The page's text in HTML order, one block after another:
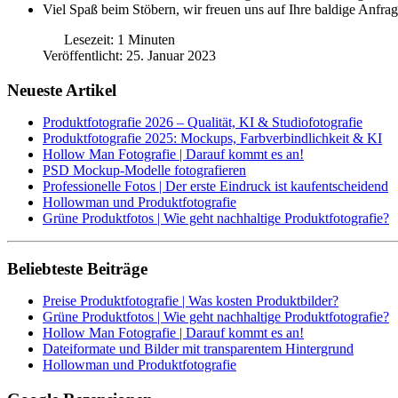
Viel Spaß beim Stöbern, wir freuen uns auf Ihre baldige
Lesezeit: 1 Minuten
Veröffentlicht: 25. Januar 2023
Neueste Artikel
Produktfotografie 2026 – Qualität, KI & Studiofotografie
Produktfotografie 2025: Mockups, Farbverbindlichkeit & KI
Hollow Man Fotografie | Darauf kommt es an!
PSD Mockup-Modelle fotografieren
Professionelle Fotos | Der erste Eindruck ist kaufentscheidend
Hollowman und Produktfotografie
Grüne Produktfotos | Wie geht nachhaltige Produktfotografie?
Beliebteste Beiträge
Preise Produktfotografie | Was kosten Produktbilder?
Grüne Produktfotos | Wie geht nachhaltige Produktfotografie?
Hollow Man Fotografie | Darauf kommt es an!
Dateiformate und Bilder mit transparentem Hintergrund
Hollowman und Produktfotografie